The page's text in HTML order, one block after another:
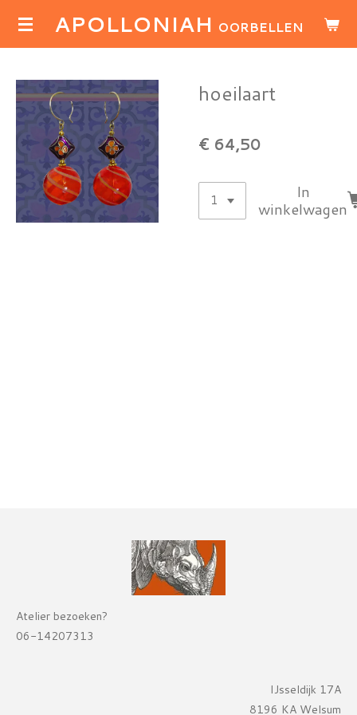
Ga
de
hoofdinhoud
APOLLONIAH OORBELLEN
hoeilaart
€ 64,50
In
winkelwagen
Atelier bezoeken?
06-14207313
IJsseldijk 17A
8196 KA Welsum